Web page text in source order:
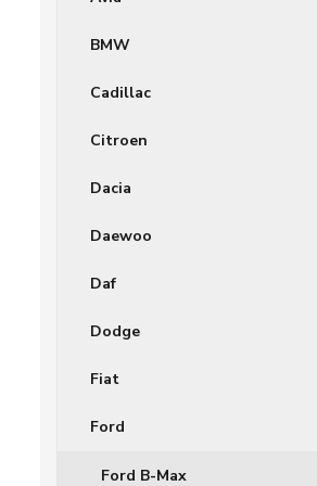
BMW
Cadillac
Citroen
Dacia
Daewoo
Daf
Dodge
Fiat
Ford
Ford B-Max